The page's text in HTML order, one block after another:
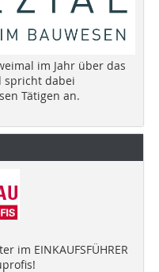
im Jahr über das
spricht dabei
Tätigen an.
im EINKAUFSFÜHRER